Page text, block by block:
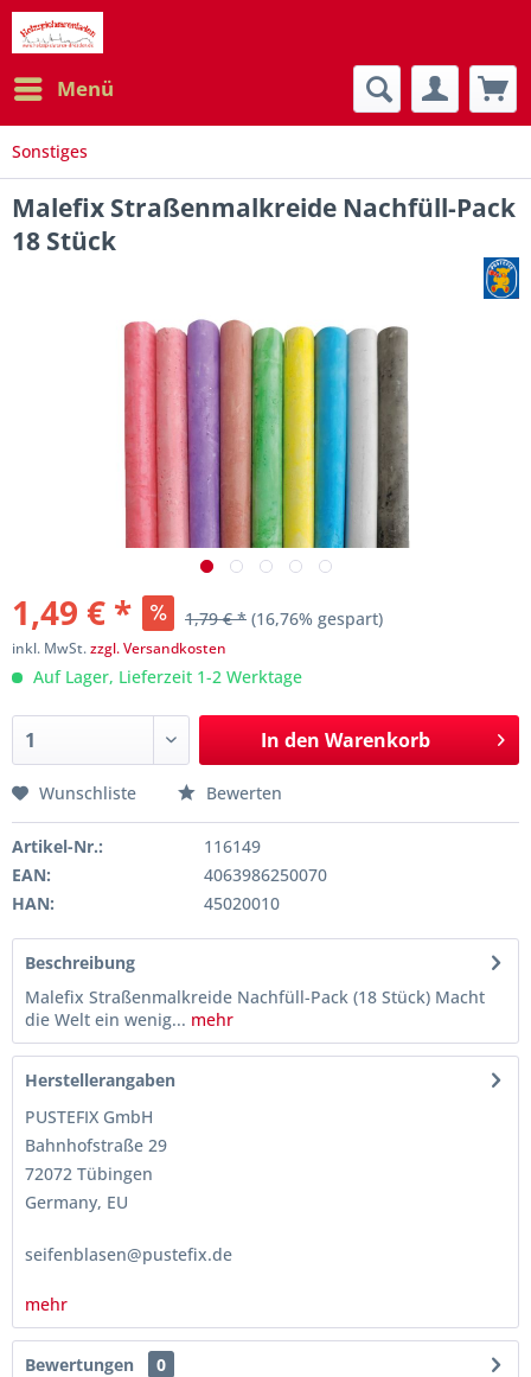
Menü
Sonstiges
Malefix Straßenmalkreide Nachfüll-Pack
18 Stück
1,49 € * 1,79 € * (16,76% gespart)
inkl. MwSt.zzgl. Versandkosten
Auf Lager, Lieferzeit 1-2 Werktage
In den Warenkorb
Wunschliste Bewerten
Artikel-Nr.:
116149
EAN:
4063986250070
HAN:
45020010
Beschreibung
Malefix Straßenmalkreide Nachfüll-Pack (18 Stück) Macht
die Welt ein wenig... mehr
Herstellerangaben
PUSTEFIX GmbH
Bahnhofstraße 29
72072 Tübingen
Germany, EU
seifenblasen@pustefix.de
mehr
Bewertungen
0